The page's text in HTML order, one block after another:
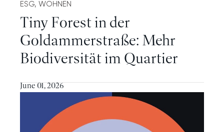
ESG, WOHNEN
Tiny Forest in der
Goldammerstraße: Mehr
Biodiversität im Quartier
June 01, 2026Mehr